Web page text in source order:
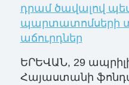
դրամ ծավալով
պարտատոմսերի
աճուրդներ
ԵՐԵՎԱՆ, 29
Հայաստանի